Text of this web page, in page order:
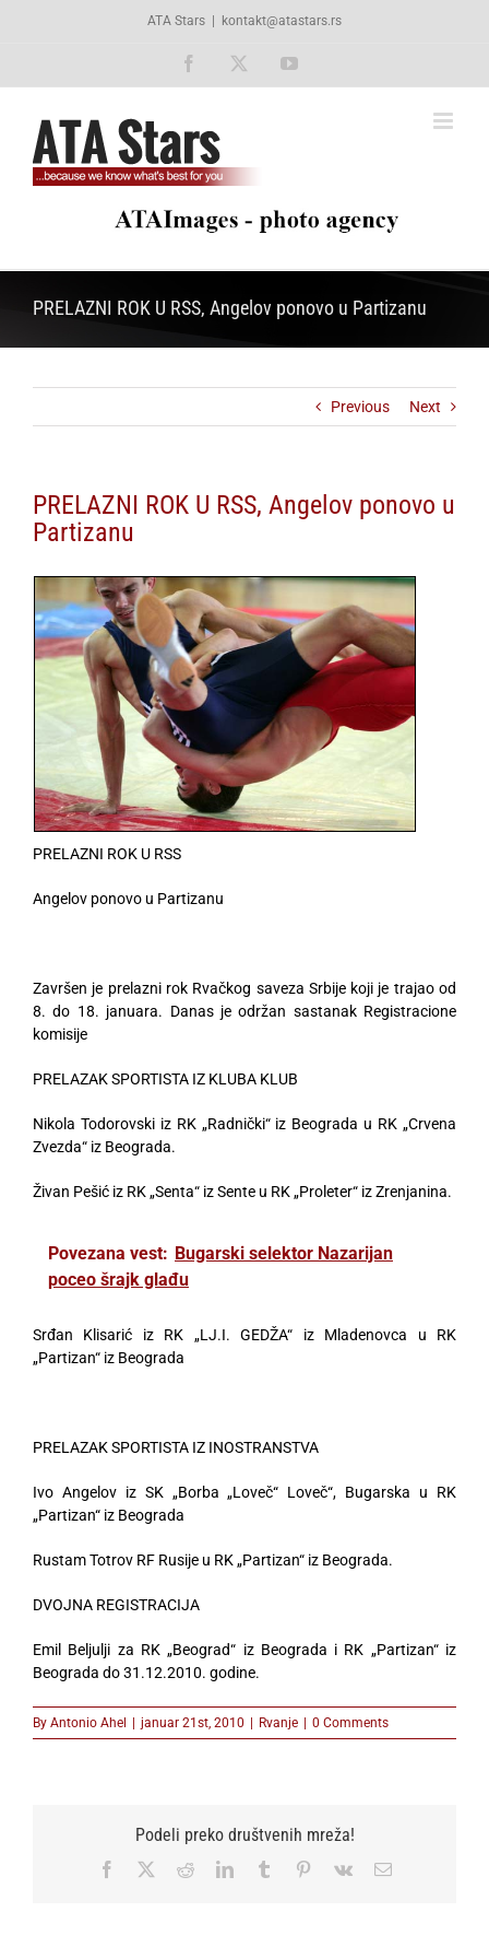
ATA Stars kontakt@atastars.rs
Facebook YouTube
PRELAZNI ROK U RSS, Angelov ponovo u Partizanu
Previous Next
PRELAZNI ROK U RSS, Angelov ponovo u
Partizanu
PRELAZNI ROK U RSS
Angelov ponovo u Partizanu
Završen je prelazni rok Rvačkog saveza Srbije koji je trajao od
8. do 18. januara. Danas je održan sastanak Registracione
komisije
PRELAZAK SPORTISTA IZ KLUBA KLUB
Nikola Todorovski iz RK „Radnički“ iz Beograda u RK „Crvena
Zvezda“ iz Beograda.
Živan Pešić iz RK „Senta“ iz Sente u RK „Proleter“ iz Zrenjanina.
Povezana vest: Bugarski selektor Nazarijan
poceo šrajk glađu
Srđan Klisarić iz RK „LJ.I. GEDŽA“ iz Mladenovca u RK
„Partizan“ iz Beograda
PRELAZAK SPORTISTA IZ INOSTRANSTVA
Ivo Angelov iz SK „Borba „Loveč“ Loveč“, Bugarska u RK
„Partizan“ iz Beograda
Rustam Totrov RF Rusije u RK „Partizan“ iz Beograda.
DVOJNA REGISTRACIJA
Emil Beljulji za RK „Beograd“ iz Beograda i RK „Partizan“ iz
Beograda do 31.12.2010. godine.
By Antonio Ahel | januar 21st, 2010 | Rvanje | 0 Comments
Podeli preko društvenih mreža!
Facebook RedditLinkedInTumblr Pinterest
Vk Email